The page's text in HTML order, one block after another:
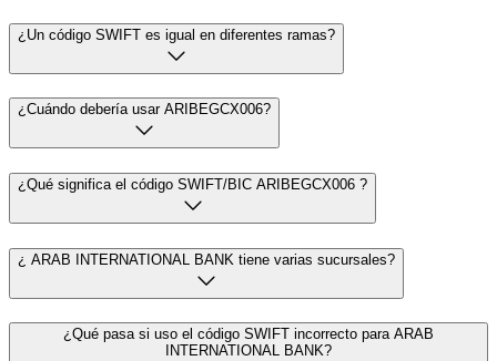
¿Un código SWIFT es igual en diferentes ramas?
¿Cuándo debería usar ARIBEGCX006?
¿Qué significa el código SWIFT/BIC ARIBEGCX006 ?
¿ ARAB INTERNATIONAL BANK tiene varias sucursales?
¿Qué pasa si uso el código SWIFT incorrecto para ARAB
INTERNATIONAL BANK?